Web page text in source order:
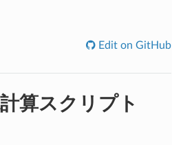
Edit on GitHub
算スクリプト